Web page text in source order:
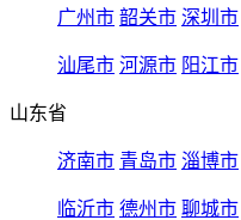
广州市 韶关市 深圳市
汕尾市 河源市 阳江市
山东省
济南市 青岛市 淄博市
临沂市 德州市 聊城市